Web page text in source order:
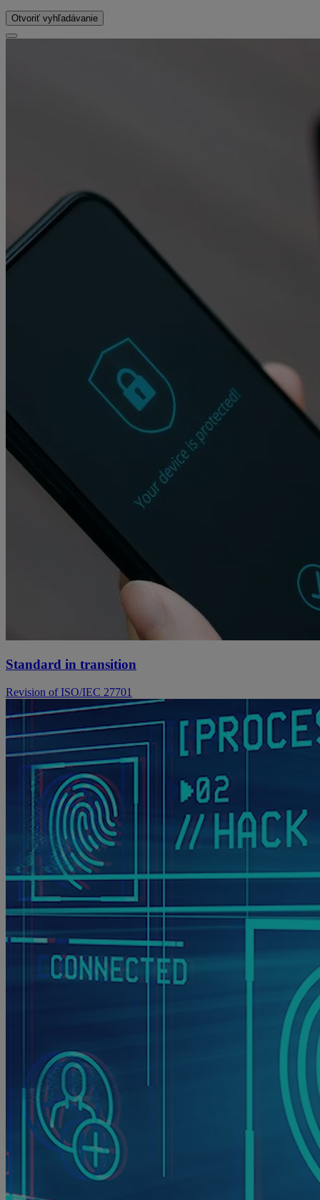
Otvoriť vyhľadávanie
Standard in transition
Revision of ISO/IEC 27701